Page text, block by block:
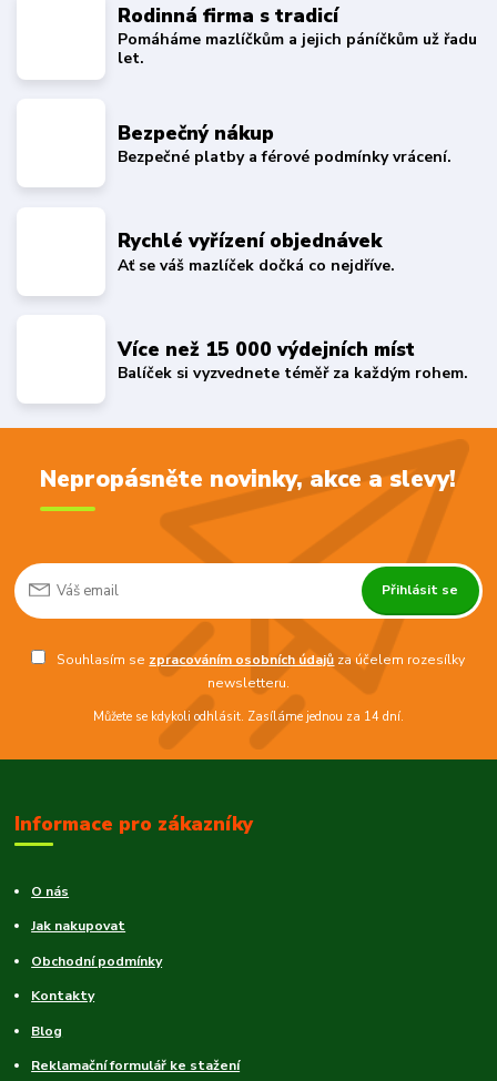
Rodinná firma s tradicí
Pomáháme mazlíčkům a jejich páníčkům už řadu
let.
Bezpečný nákup
Bezpečné platby a férové podmínky vrácení.
Rychlé vyřízení objednávek
Ať se váš mazlíček dočká co nejdříve.
Více než 15 000 výdejních míst
Balíček si vyzvednete téměř za každým rohem.
Nepropásněte novinky, akce a slevy!
Přihlásit se
Souhlasím se zpracováním osobních údajů za účelem rozesílky
newsletteru.
Můžete se kdykoli odhlásit. Zasíláme jednou za 14 dní.
Informace pro zákazníky
O nás
Jak nakupovat
Obchodní podmínky
Kontakty
Blog
Reklamační formulář ke stažení